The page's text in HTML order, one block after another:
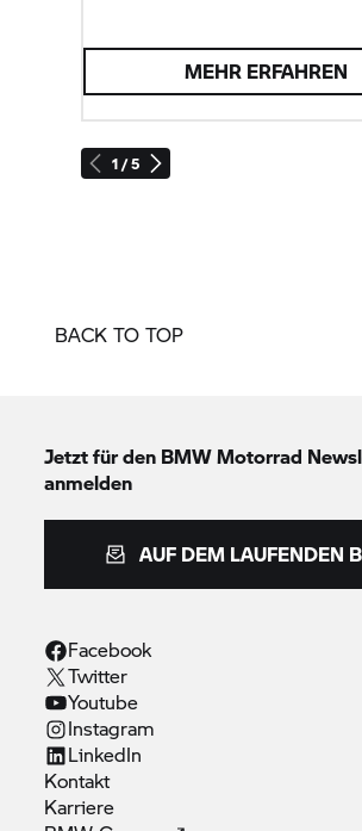
1 / 5
MEHR ERFAHREN
BACK TO TOP
Jetzt für den BMW Motorrad
anmelden
AUF DEM LAUFENDEN
Facebook
Twitter
Youtube
Instagram
LinkedIn
Kontakt
Karriere